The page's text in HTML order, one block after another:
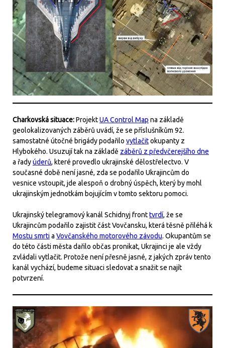
Charkovská situace:ProjektUA Control Map na základě
geolokalizovaných záběrů uvádí, že se příslušníkům 92.
samostatné útočné brigády podařilo vytlačitokupanty z
Hlybokého. Usuzují tak na základě záběrů z předvčerejšího dne
a řadyúderů, které provedlo ukrajinské dělostřelectvo. V
současné době není jasné, zda se podařilo Ukrajincům do
vesnice vstoupit, jde alespoň o drobný úspěch, který by mohl
ukrajinským jednotkám bojujícím v tomto sektoru pomoci.
Ukrajinský telegramový kanál Schidnyj fronttvrdí, že se
Ukrajincům podařilo zajistit část Vovčansku, která těsně přiléhá k
Mostu smrtia Vovčanského motorového závodu. Okupantům se
do této části města dařilo občas pronikat, Ukrajinci je ale vždy
zvládali vytlačit. Protože není přesně jasné, z jakých zpráv tento
kanál vychází, budeme situaci sledovat a snažit se najít
potvrzení.